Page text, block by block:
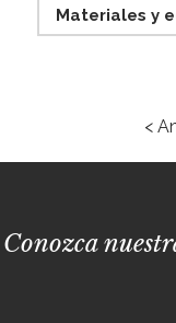
Materiales y
<
Conozca